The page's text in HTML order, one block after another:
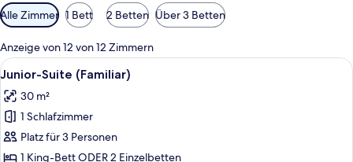
Verfügbare
Filter
für
Zimmer
Alle Zimmer 1 Bett 2 Betten Über 3 Betten
Anzeige von 12 von 12 Zimmern
Alle
Fotos
für
Junior-
Suite
(Familiar)
Ein modernes Hotelzimmer mit
4
Junior-Suite (Familiar)
30 m²
1 Schlafzimmer
Platz für 3 Personen
1 King-Bett ODER 2 Einzelbetten